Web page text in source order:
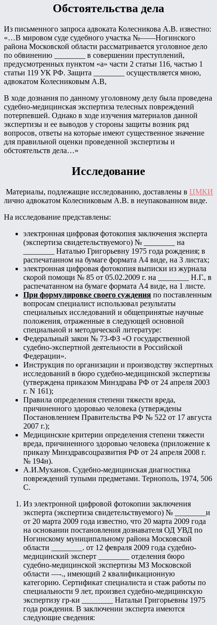
Обстоятельства дела
Из письменного запроса адвоката Колесникова А.В. известно:
«…В мировом суде судебного участка №——Ногинского
района Московской области рассматривается уголовное дело
по обвинению ________ в совершении преступлений,
предусмотренных пунктом «а» части 2 статьи 116, частью 1
статьи 119 УК РФ. Защита ________ осуществляется мною,
адвокатом Колесниковым А.В,
В ходе дознания по данному уголовному делу была проведена
судебно-медицинская экспертиза телесных повреждений
потерпевшей. Однако в ходе изучения материалов данной
экспертизы и ее выводов у стороны защиты возник ряд
вопросов, ответы на которые имеют существенное значение
для правильной оценки проведенной экспертизы и
обстоятельств дела…»
Исследование
Материалы, подлежащие исследованию, доставлены в ЦМКИ
лично адвокатом Колесниковым А.В. в неупакованном виде.
На исследование представлены:
электронная цифровая фотокопия заключения эксперта
(экспертиза свидетельствуемого) № ________ на
________ Наталью Григорьевну 1975 года рождения; в
распечатанном на бумаге формата А4 виде, на 3 листах;
электронная цифровая фотокопия выписки из журнала
скорой помощи № 85 от 05.02.2009 г. на ________ Н.Г., в
распечатанном на бумаге формата А4 виде, на 1 листе.
При формулировке своего суждения по поставленным
вопросам специалист использовал результаты
специальных исследований и общепринятые научные
положения, отраженные в следующей основной
специальной и методической литературе:
Федеральный закон № 73-ФЗ «О государственной
судебно-экспертной деятельности в Российской
Федерации».
Инструкция по организации и производству экспертных
исследований в бюро судебно-медицинской экспертизы
(утверждена приказом Минздрава РФ от 24 апреля 2003
г. N 161);
Правила определения степени тяжести вреда,
причиненного здоровью человека (утверждены
Постановлением Правительства РФ № 522 от 17 августа
2007 г.);
Медицинские критерии определения степени тяжести
вреда, причиненного здоровью человека (приложение к
приказу Минздравсоцразвития РФ от 24 апреля 2008 г.
№ 194н).
А.И.Муханов. Судебно-медицинская диагностика
повреждений тупыми предметами. Тернополь, 1974, 506
С.
Из электронной цифровой фотокопии заключения
эксперта (экспертиза свидетельствуемого) № ________и
от 20 марта 2009 года известно, что 20 марта 2009 года
на основании постановления дознавателя ОД УВД по
Ногинскому муниципальному района Московской
области ________. от 12 февраля 2009 года судебно-
медицинский эксперт ________ отделения бюро
судебно-медицинской экспертизы МЗ Московской
области —-., имеющий 2 квалификационную
категорию. Сертификат специалиста и стаж работы по
специальности 9 лет, произвел судебно-медицинскую
экспертизу гр-ки ________ Натальи Григорьевны 1975
года рождения. В заключении эксперта имеются
следующие сведения: